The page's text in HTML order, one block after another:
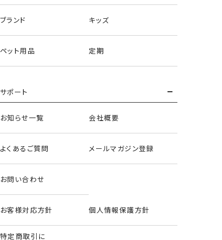
ブランド キッズ
ペット用品 定期
サポート
お知らせ一覧 会社概要
よくあるご質問 メールマガジン登録
お問い合わせ
お客様対応方針 個人情報保護方針
特定商取引に